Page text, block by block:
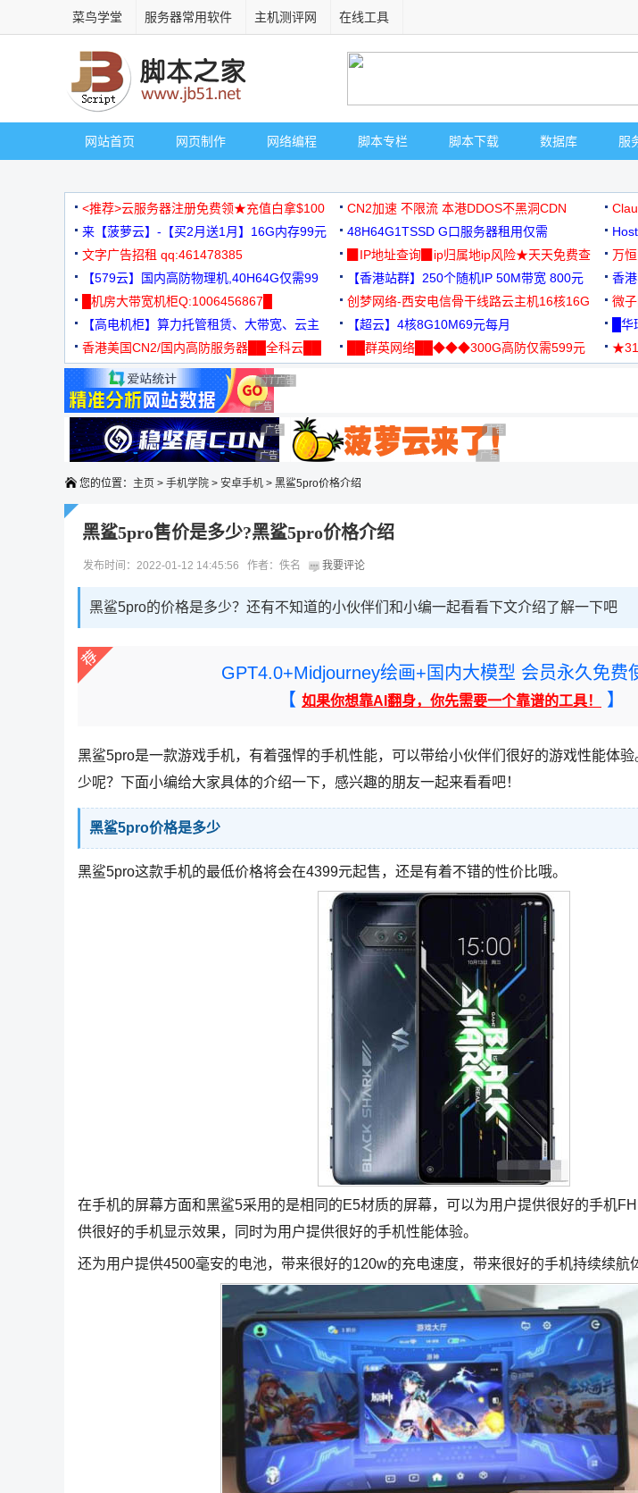
菜鸟学堂 服务器常用软件 主机测评网 在线工具
网站首页 网页制作 网络编程 脚本专栏 脚本下载 数据库 服
<推荐>云服务器注册免费领★充值白拿$100 CN2加速 不限流 本港DDOS不黑洞CDN
来【菠萝云】-【买2月送1月】16G内存99元
48H64G1TSSD G口服务器租用仅需
3000+可免费测试
文字广告招租 qq:461478385
▉IP地址查询▉ip归属地ip风险★天天免费查
万
99
【579云】国内高防物理机,40H64G仅需99
元
【香港站群】250个随机IP 50M带宽 800元 香
█机房大带宽机柜Q:1006456867█
创梦网络-西安电信骨干线路云主机16核16G
88元/月
微
【高电机柜】算力托管租赁、大带宽、云主
机
【超云】4核8G10M69元每月 █
香港美国CN2/国内高防服务器██全科云██
██群英网络██◆◆◆300G高防仅需599元
广告 商业广告，理性选择
广告 商业广告，理性选择
广告 商业广告，理性选择
广告 商业广告，理性选择
广告 商业广告，理性选择
广告 商业广告，理性选择
广告 商业广告，理性选择
广告 商业广告，理性选择
广告 商业广告，理性选择
广告 商业广告，理性选择
您的位置： 主页 > 手机学院 > 安卓手机 > 黑鲨5pro价格介绍
黑鲨5pro售价是多少?黑鲨5pro价格介绍
发布时间：2022-01-12 14:45:56 作者：佚名 我要评论
黑鲨5pro的价格是多少？还有不知道的小伙伴们和小编一起看看下文介绍了解一下吧
GPT4.0+Midjourney绘画+国内大模型 会员永久免费
【 如果你想靠AI翻身，你先需要一个靠谱的工具！ 】
黑鲨5pro是一款游戏手机，有着强悍的手机性能，可以带给小伙伴们很好的游戏性能体
少呢？下面小编给大家具体的介绍一下，感兴趣的朋友一起来看看吧！
黑鲨5pro价格是多少
黑鲨5pro这款手机的最低价格将会在4399元起售，还是有着不错的性价比哦。
在手机的屏幕方面和黑鲨5采用的是相同的E5材质的屏幕，可以为用户提供很好的手机
供很好的手机显示效果，同时为用户提供很好的手机性能体验。
还为用户提供4500毫安的电池，带来很好的120w的充电速度，带来很好的手机持续续航